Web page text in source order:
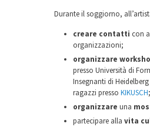
Durante il soggiorno,
creare contatti con
organizzazioni;
organizzare
presso Università di
Insegnanti di
ragazzi presso KIKUSCH;
organizzare una
partecipare alla vita